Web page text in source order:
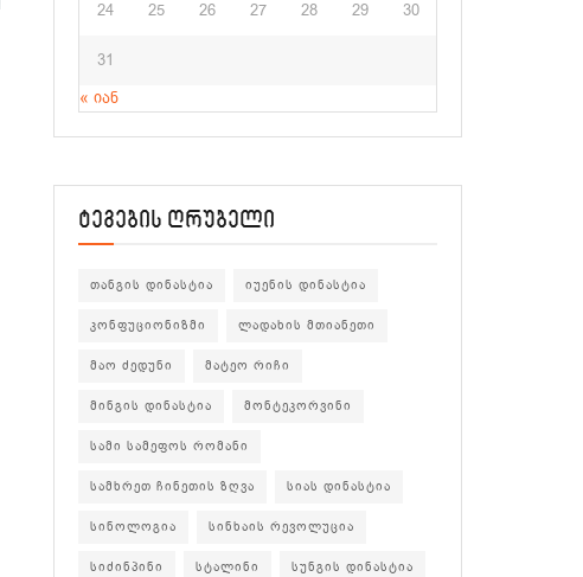
24 25 26 27 28 29 30
31
« იან
ტეგების ღრუბელი
თანგის დინასტია იუენის დინასტია
კონფუციონიზმი ლადახის მთიანეთი
მაო ძედუნი მატეო რიჩი
მინგის დინასტია მონტეკორვინი
სამი სამეფოს რომანი
სამხრეთ ჩინეთის ზღვა სიას დინასტია
სინოლოგია სინხაის რევოლუცია
სიძინპინი სტალინი სუნგის დინასტია